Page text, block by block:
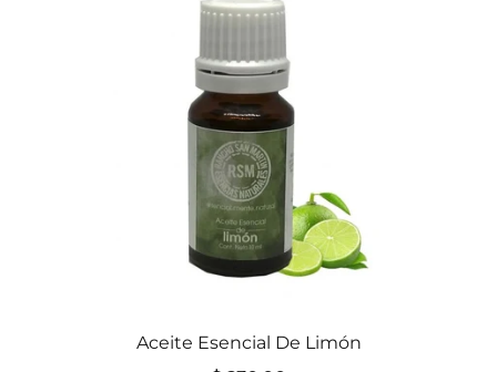
Aceite Esencial De Limón